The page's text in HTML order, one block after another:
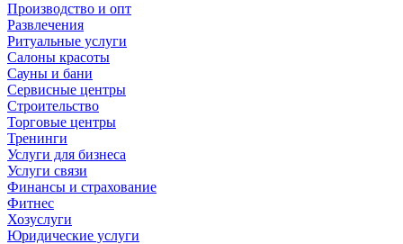
Производство и опт
Развлечения
Ритуальные услуги
Салоны красоты
Сауны и бани
Сервисные центры
Строительство
Торговые центры
Тренинги
Услуги для бизнеса
Услуги связи
Финансы и страхование
Фитнес
Хозуслуги
Юридические услуги